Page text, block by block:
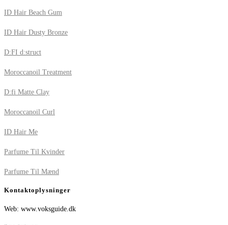
ID Hair Beach Gum
ID Hair Dusty Bronze
D:FI d:struct
Moroccanoil Treatment
D:fi Matte Clay
Moroccanoil Curl
ID Hair Me
Parfume Til Kvinder
Parfume Til Mænd
Kontaktoplysninger
Web: www.voksguide.dk